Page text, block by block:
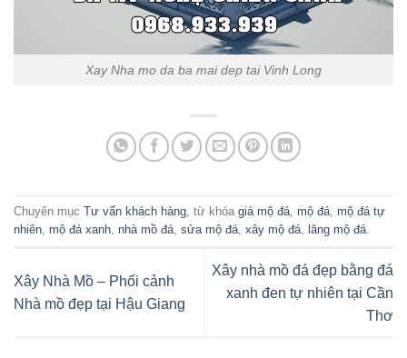
Xay Nha mo da ba mai dep tai Vinh Long
Chuyên mục Tư vấn khách hàng , từ khóa giá mộ đá mộ đá mộ đá tự
nhiên mộ đá xanh nhà mồ đá sửa mộ đá xây mộ đá lăng mộ đá
Xây Nhà Mồ – Phối cảnh
Nhà mồ đẹp tại Hậu Giang
Xây nhà mồ đá đẹp bằng đá
xanh đen tự nhiên tại Cần
Thơ